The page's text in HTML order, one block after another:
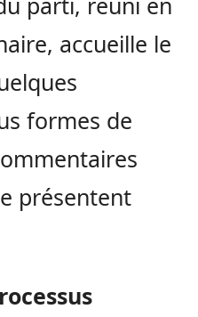
accueille le
formes de
présentent